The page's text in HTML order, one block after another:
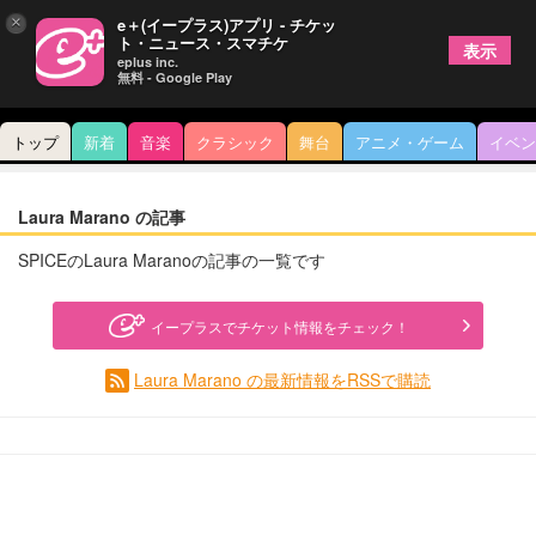
トップ 新着 音楽 クラシック 舞台 アニメ・ゲーム イベ
Laura Marano の記事
SPICEのLaura Maranoの記事の一覧です
イープラスでチケット情報をチェック！
Laura Marano の最新情報をRSSで購読
× e＋(イープラス)アプリ - チケッ
ト・ニュース・スマチケ
eplus inc.
無料 - Google Play
表示